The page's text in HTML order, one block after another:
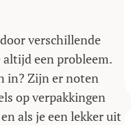
verschillende
een probleem.
in? Zijn er noten
op verpakkingen
als je een lekker uit